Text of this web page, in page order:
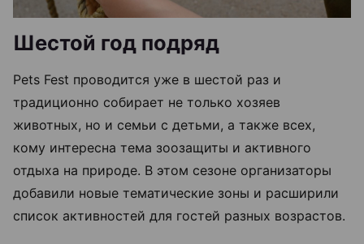
Шестой год подряд
Pets Fest проводится уже в шестой раз и
традиционно собирает не только хозяев
животных, но и семьи с детьми, а также всех,
кому интересна тема зоозащиты и активного
отдыха на природе. В этом сезоне организаторы
добавили новые тематические зоны и расширили
список активностей для гостей разных возрастов.